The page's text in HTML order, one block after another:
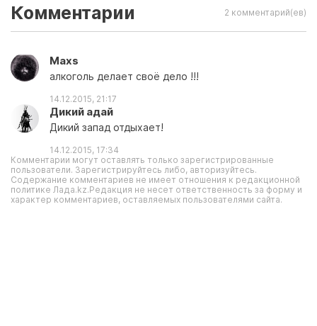
Комментарии 2 комментарий(ев)
Maxs
алкоголь делает своё дело !!!
14.12.2015, 21:17
Дикий адай
Дикий запад отдыхает!
14.12.2015, 17:34
Комментарии могут оставлять только зарегистрированные
пользователи. Зарегистрируйтесь либо, авторизуйтесь.
Содержание комментариев не имеет отношения к редакционной
политике Лада.kz.Редакция не несет ответственность за форму и
характер комментариев, оставляемых пользователями сайта.